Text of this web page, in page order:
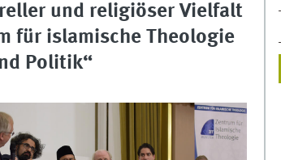
und religiöser Vielfalt
für islamische Theologie
Politik“